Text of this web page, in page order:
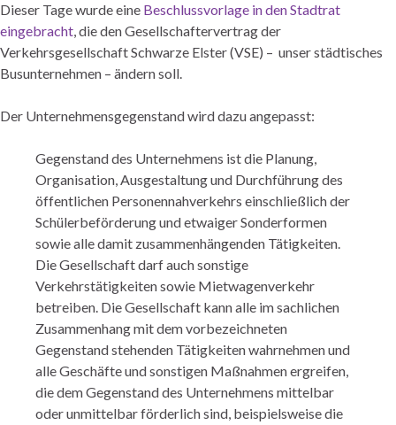
Dieser Tage wurde eine Beschlussvorlage in den Stadtrat
eingebracht, die den Gesellschaftervertrag der
Verkehrsgesellschaft Schwarze Elster (VSE) – unser städtisches
Busunternehmen – ändern soll.
Der Unternehmensgegenstand wird dazu angepasst:
Gegenstand des Unternehmens ist die Planung,
Organisation, Ausgestaltung und Durchführung des
öffentlichen Personennahverkehrs einschließlich der
Schülerbeförderung und etwaiger Sonderformen
sowie alle damit zusammenhängenden Tätigkeiten.
Die Gesellschaft darf auch sonstige
Verkehrstätigkeiten sowie Mietwagenverkehr
betreiben. Die Gesellschaft kann alle im sachlichen
Zusammenhang mit dem vorbezeichneten
Gegenstand stehenden Tätigkeiten wahrnehmen und
alle Geschäfte und sonstigen Maßnahmen ergreifen,
die dem Gegenstand des Unternehmens mittelbar
oder unmittelbar förderlich sind, beispielsweise die